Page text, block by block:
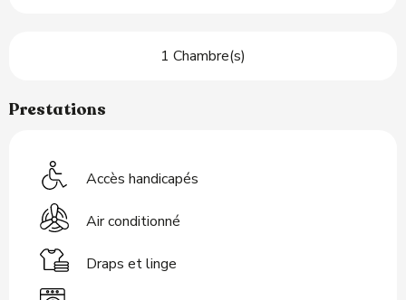
1 Chambre(s)
Prestations
Accès handicapés
Air conditionné
Draps et linge